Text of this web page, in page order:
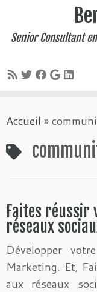
au
Senior Consultant
Accueil »
Faites
réseaux
Développer
Marketing. Et,
aux réseaux